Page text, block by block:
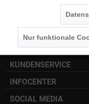
genommen.
KUNDENSERVICE
INFOCENTER
SOCIAL MEDIA
Nur funktionale